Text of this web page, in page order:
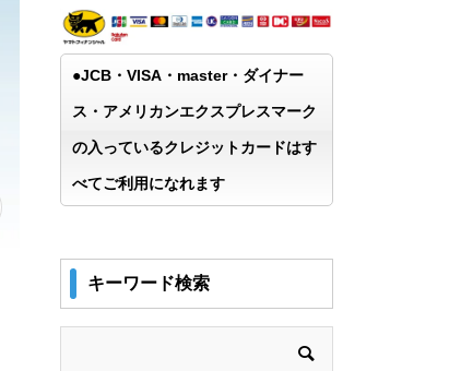
●JCB・VISA・master・ダイナー
ス・アメリカンエクスプレスマーク
の入っているクレジットカードはす
べてご利用になれます
キーワード検索